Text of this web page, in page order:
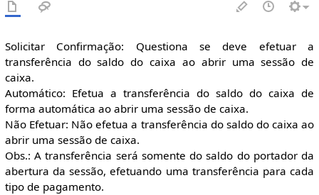
Solicitar Confirmação: Questiona se deve efetuar a
transferência do saldo do caixa ao abrir uma sessão de
caixa.
Automático: Efetua a transferência do saldo do caixa de
forma automática ao abrir uma sessão de caixa.
Não Efetuar: Não efetua a transferência do saldo do caixa ao
abrir uma sessão de caixa.
Obs.: A transferência será somente do saldo do portador da
abertura da sessão, efetuando uma transferência para cada
tipo de pagamento.